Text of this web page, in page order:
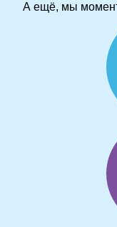
А ещё, мы